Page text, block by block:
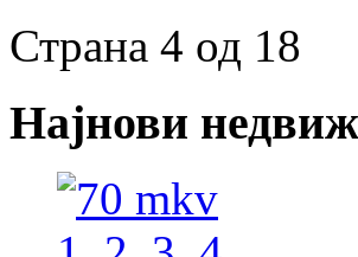
Страна 4 од 18
Најнови